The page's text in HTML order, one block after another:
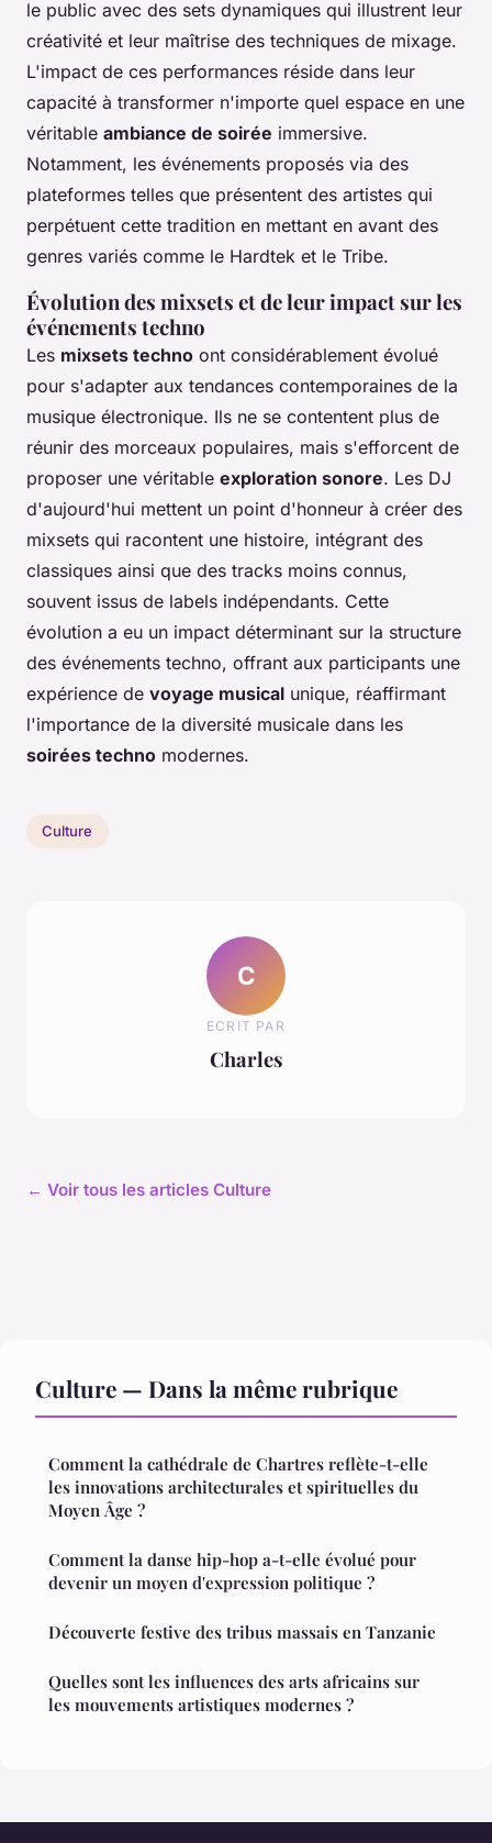
le public avec des sets dynamiques qui illustrent leur
créativité et leur maîtrise des techniques de mixage.
L'impact de ces performances réside dans leur
capacité à transformer n'importe quel espace en une
véritable ambiance de soirée immersive.
Notamment, les événements proposés via des
plateformes telles que présentent des artistes qui
perpétuent cette tradition en mettant en avant des
genres variés comme le Hardtek et le Tribe.
Évolution des mixsets et de leur impact sur les
événements techno
Les mixsets techno ont considérablement évolué
pour s'adapter aux tendances contemporaines de la
musique électronique. Ils ne se contentent plus de
réunir des morceaux populaires, mais s'efforcent de
proposer une véritable exploration sonore. Les DJ
d'aujourd'hui mettent un point d'honneur à créer des
mixsets qui racontent une histoire, intégrant des
classiques ainsi que des tracks moins connus,
souvent issus de labels indépendants. Cette
évolution a eu un impact déterminant sur la structure
des événements techno, offrant aux participants une
expérience de voyage musical unique, réaffirmant
l'importance de la diversité musicale dans les
soirées techno modernes.
Culture
C
ECRIT PAR
Charles
← Voir tous les articles Culture
Culture — Dans la même rubrique
Comment la cathédrale de Chartres reflète-t-elle
les innovations architecturales et spirituelles du
Moyen Âge ?
Comment la danse hip-hop a-t-elle évolué pour
devenir un moyen d'expression politique ?
Découverte festive des tribus massais en Tanzanie
Quelles sont les influences des arts africains sur
les mouvements artistiques modernes ?